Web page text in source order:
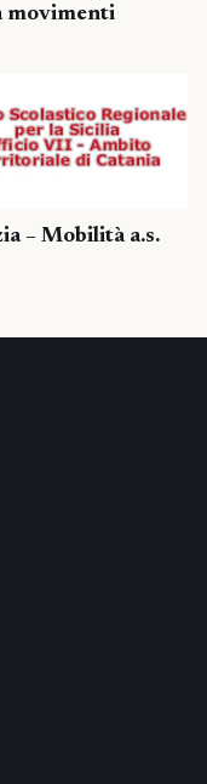
movimenti
– Mobilità a.s.